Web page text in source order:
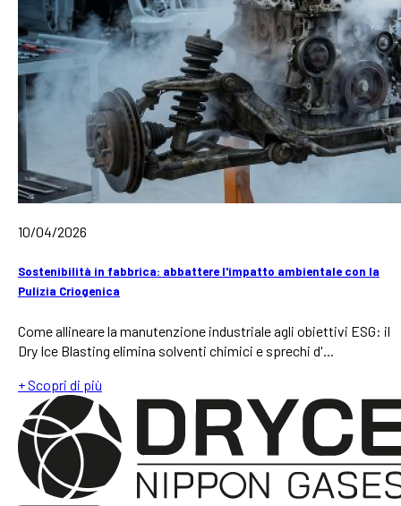
10/04/2026
Sostenibilità in fabbrica: abbattere l'impatto ambientale con la
Pulizia Criogenica
Come allineare la manutenzione industriale agli obiettivi ESG: il
Dry Ice Blasting elimina solventi chimici e sprechi d'...
+ Scopri di più